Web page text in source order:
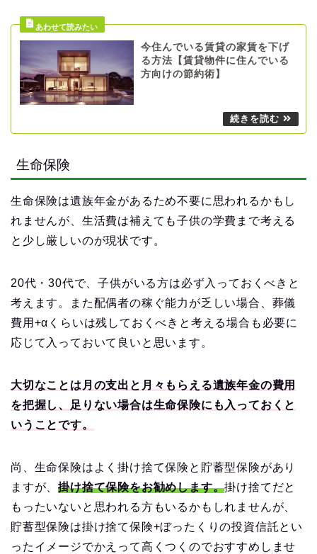
今住んでいる賃貸の家賃を下げ
る方法【賃貸物件に住んでいる
方向けの節約術】
生命保険
生命保険は遺族年金があるため不要に思われるかもし
れませんが、生活費は補えても子供の学費まで考える
と少し厳しいのが現状です。
20代・30代で、子供がいる方は必ず入っておくべきと
考えます。また配偶者の稼ぐ能力が乏しい場合、葬儀
費用+αくらいは残しておくべきと考える場合も必要に
応じて入っておいて良いと思います。
大切なことは月の支出と月々もらえる遺族年金の費用
を把握し、足りない場合は生命保険にも入っておくと
いうことです。
尚、生命保険はよく掛け捨て保険と貯蓄型保険があり
ますが、掛け捨て保険をお勧めします。掛け捨てだと
もったいないと思われる方もいるかもしれませんが、
貯蓄型保険は掛け捨て保険+ぼったくりの投資信託とい
ったイメージでかえって高くつくのでおすすめしませ